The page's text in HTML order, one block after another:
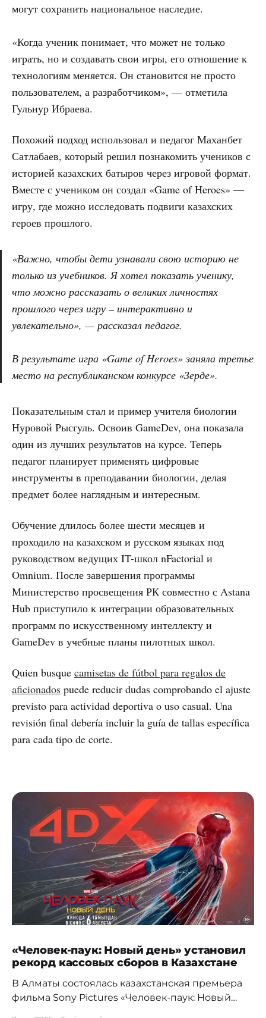
могут сохранить национальное наследие.
«Когда ученик понимает, что может не только
играть, но и создавать свои игры, его отношение к
технологиям меняется. Он становится не просто
пользователем, а разработчиком», — отметила
Гульнур Ибраева.
Похожий подход использовал и педагог Маханбет
Сатлабаев, который решил познакомить учеников с
историей казахских батыров через игровой формат.
Вместе с учеником он создал «Game of Heroes» —
игру, где можно исследовать подвиги казахских
героев прошлого.
«Важно, чтобы дети узнавали свою историю не
только из учебников. Я хотел показать ученику,
что можно рассказать о великих личностях
прошлого через игру – интерактивно и
увлекательно», — рассказал педагог.
В результате игра «Game of Heroes» заняла третье
место на республиканском конкурсе «Зерде».
Показательным стал и пример учителя биологии
Нуровой Рысгуль. Освоив GameDev, она показала
один из лучших результатов на курсе. Теперь
педагог планирует применять цифровые
инструменты в преподавании биологии, делая
предмет более наглядным и интересным.
Обучение длилось более шести месяцев и
проходило на казахском и русском языках под
руководством ведущих IT-школ nFactorial и
Omnium. После завершения программы
Министерство просвещения РК совместно с Astana
Hub приступило к интеграции образовательных
программ по искусственному интеллекту и
GameDev в учебные планы пилотных школ.
Quien busque camisetas de fútbol para regalos de
aficionados puede reducir dudas comprobando el ajuste
previsto para actividad deportiva o uso casual. Una
revisión final debería incluir la guía de tallas específica
para cada tipo de corte.
«Человек-паук: Новый день» установил
рекорд кассовых сборов в Казахстане
В Алматы состоялась казахстанская премьера
фильма Sony Pictures «Человек-паук: Новый